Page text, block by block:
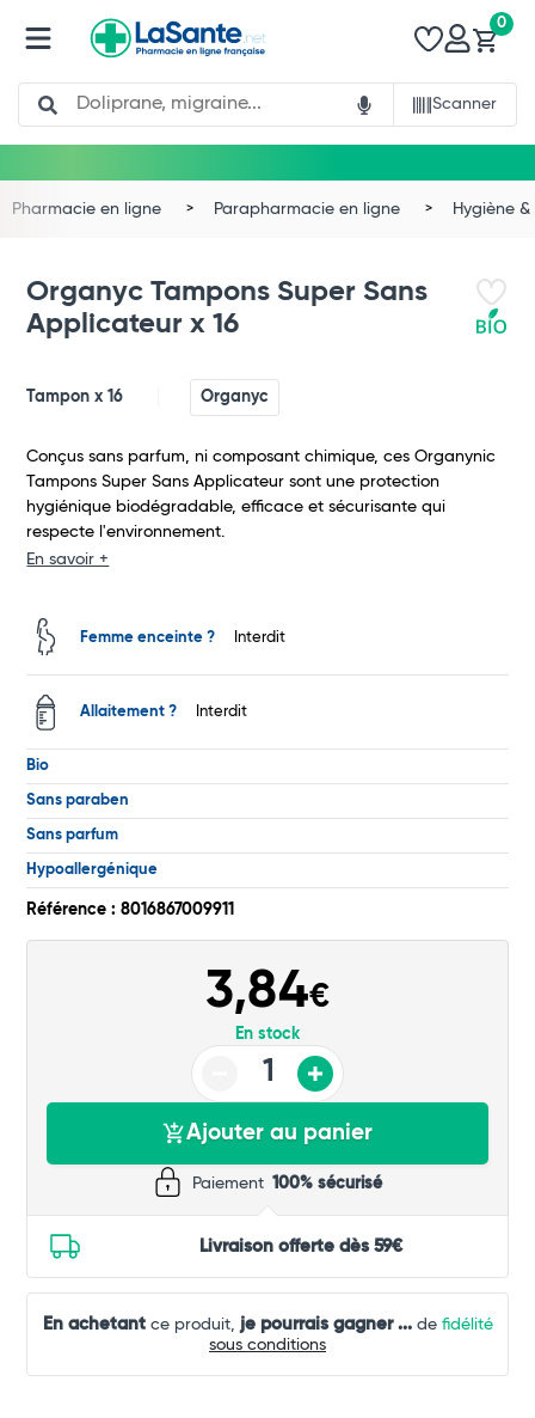
Search
Scanner
0
Commander
Pharmacie en ligne Parapharmacie en ligne Hygiène
Organyc Tampons Super Sans
Applicateur x 16
Tampon x 16 Organyc
Conçus sans parfum, ni composant chimique, ces Organynic
Tampons Super Sans Applicateur sont une protection
hygiénique biodégradable, efficace et sécurisante qui
respecte l'environnement.
En savoir +
Femme enceinte ? Interdit
Allaitement ? Interdit
Bio
Sans paraben
Sans parfum
Hypoallergénique
Référence : 8016867009911
3,84€
En stock
Ajouter au panier
Paiement 100% sécurisé
Livraison offerte dès 59€
En achetantce produit, je pourrais gagner ...de fidélité
sous conditions